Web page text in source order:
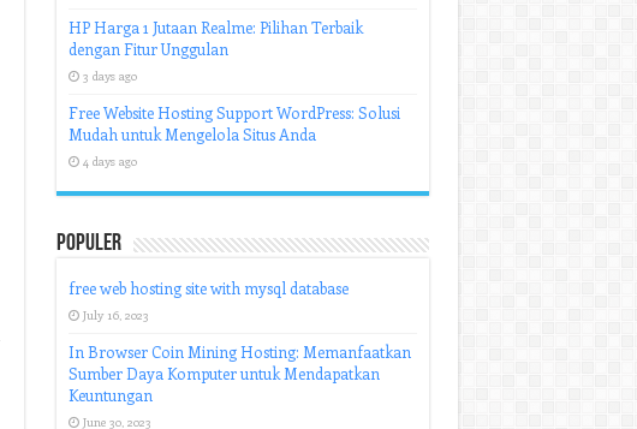
HP Harga 1 Jutaan Realme: Pilihan Terbaik
dengan Fitur Unggulan
3 days ago
Free Website Hosting Support WordPress: Solusi
Mudah untuk Mengelola Situs Anda
4 days ago
Populer
free web hosting site with mysql database
July 16, 2023
In Browser Coin Mining Hosting: Memanfaatkan
Sumber Daya Komputer untuk Mendapatkan
Keuntungan
June 30, 2023